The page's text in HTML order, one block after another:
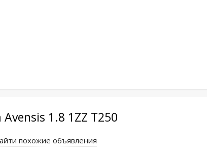
1.8 1ZZ T250
похожие объявления